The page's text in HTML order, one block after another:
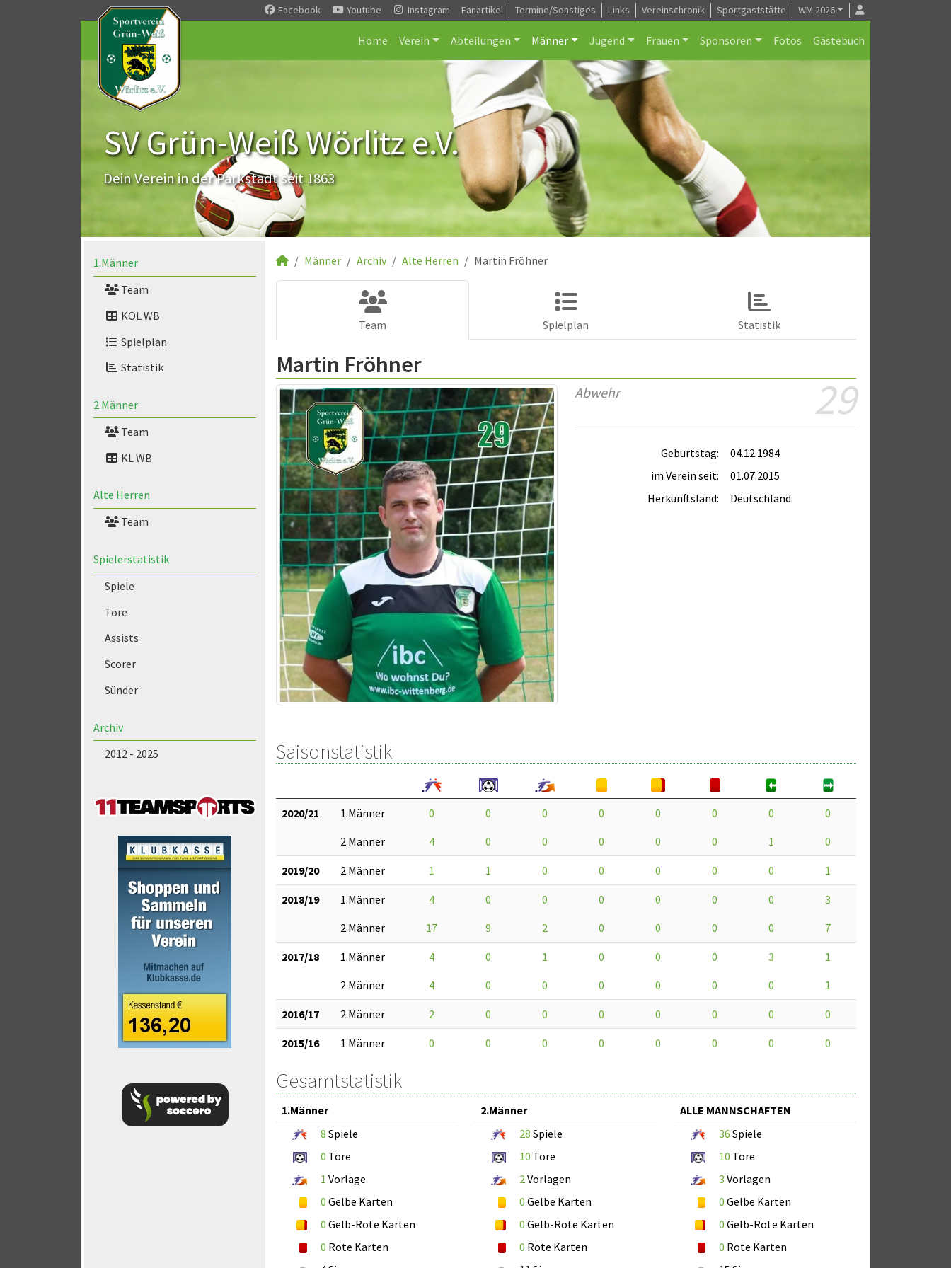
Facebook Youtube Instagram Fanartikel Termine/Sonstiges Links Vereinschronik Sportgaststätte WM 2026
Home Verein Abteilungen Männer Jugend Frauen Sponsoren Fotos Gästebuch
SV Grün-Weiß Wörlitz e.V.
Dein Verein in der Parkstadt seit 1863
1.Männer
Team
KOL WB
Spielplan
Statistik
2.Männer
Team
KL WB
Alte Herren
Team
Spielerstatistik
Spiele
Tore
Assists
Scorer
Sünder
Archiv
2012 - 2025
Männer Archiv Alte Herren Martin Fröhner
Team Spielplan Statistik
Martin Fröhner
29
Abwehr
Geburtstag:
04.12.1984
im Verein seit:
01.07.2015
Herkunftsland:
Deutschland
Saisonstatistik
2020/21 1.Männer 0 0 0 0 0 0 0
0
2.Männer
4 0 0 0 0 0 1 0
2019/20 2.Männer 1 1 0 0 0 0 0 1
2018/19 1.Männer 4 0 0 0 0 0 0
3
2.Männer
17 9 2 0 0 0 0 7
2017/18 1.Männer 4 0 1 0 0 0 3
1
2.Männer
4 0 0 0 0 0 0 1
2016/17 2.Männer 2 0 0 0 0 0 0 0
2015/16 1.Männer 0 0 0 0 0 0 0 0
Gesamtstatistik
1.Männer
8 Spiele
0 Tore
1 Vorlage
0 Gelbe Karten
0 Gelb-Rote Karten
0 Rote Karten
2.Männer
28 Spiele
10 Tore
2 Vorlagen
0 Gelbe Karten
0 Gelb-Rote Karten
0 Rote Karten
ALLE MANNSCHAFTEN
36 Spiele
10 Tore
3 Vorlagen
0 Gelbe Karten
0 Gelb-Rote Karten
0 Rote Karten